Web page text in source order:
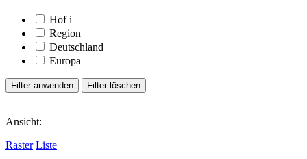
Hof i
Region
Deutschland
Europa
Ansicht:
Raster Liste